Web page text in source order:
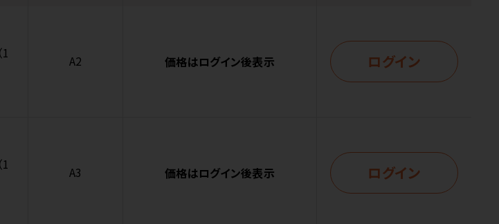
A2 価格はログイン後表示 ログイン
A3 価格はログイン後表示 ログイン